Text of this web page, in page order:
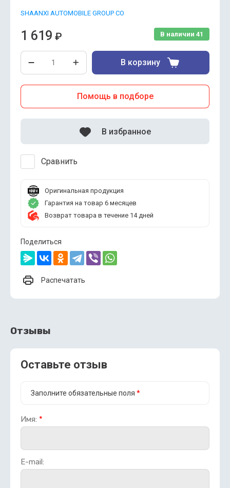
SHAANXI AUTOMOBILE GROUP CO
В наличии 41
1 619 ₽
В корзину
Помощь в подборе
Сравнить
В избранное
Оригинальная продукция
Гарантия на товар 6 месяцев
Возврат товара в течение 14 дней
Поделиться
Распечатать
Отзывы
Оставьте отзыв
Заполните обязательные поля *
Имя: *
E-mail: